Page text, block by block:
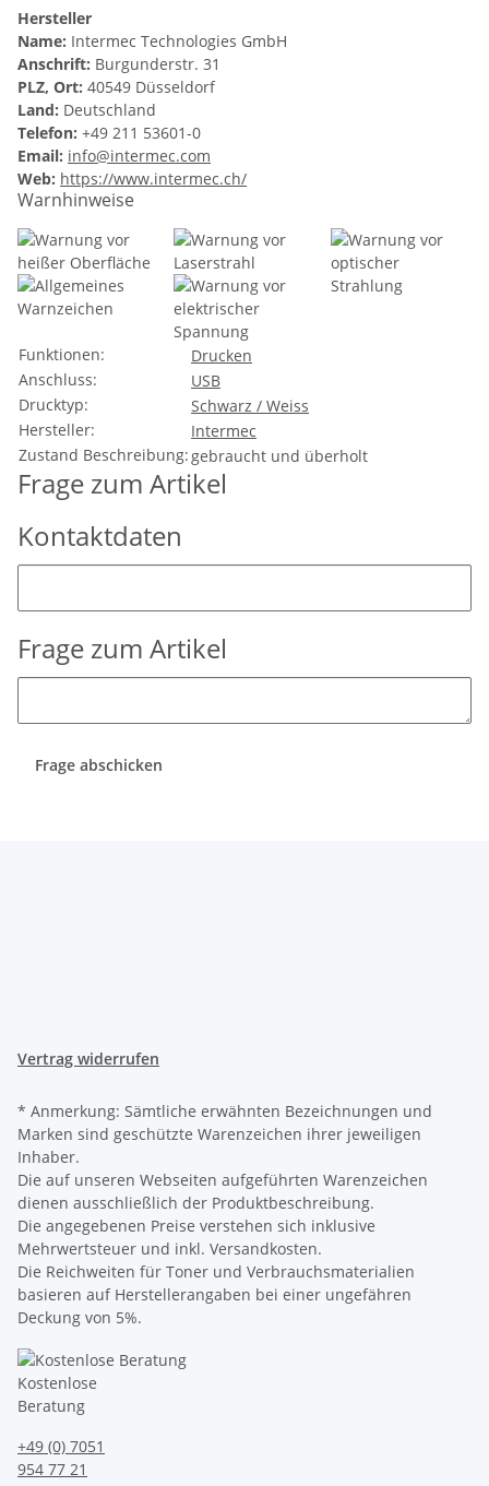
Hersteller
Name: Intermec Technologies GmbH
Anschrift: Burgunderstr. 31
PLZ, Ort: 40549 Düsseldorf
Land: Deutschland
Telefon: +49 211 53601-0
Email: info@intermec.com
Web: https://www.intermec.ch/
Warnhinweise
Funktionen:
Drucken
Anschluss:
USB
Drucktyp:
Schwarz / Weiss
Hersteller:
Intermec
Zustand Beschreibung: gebraucht und überholt
Frage zum Artikel
Kontaktdaten
Frage zum Artikel
Frage abschicken
Vertrag widerrufen
* Anmerkung: Sämtliche erwähnten Bezeichnungen und
Marken sind geschützte Warenzeichen ihrer jeweiligen
Inhaber.
Die auf unseren Webseiten aufgeführten Warenzeichen
dienen ausschließlich der Produktbeschreibung.
Die angegebenen Preise verstehen sich inklusive
Mehrwertsteuer und inkl. Versandkosten.
Die Reichweiten für Toner und Verbrauchsmaterialien
basieren auf Herstellerangaben bei einer ungefähren
Deckung von 5%.
Kostenlose
Beratung
+49 (0) 7051
954 77 21